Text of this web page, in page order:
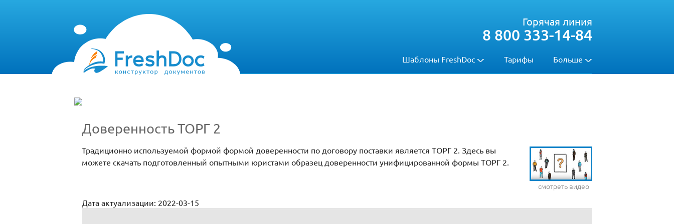
Шаблоны FreshDoc Тарифы Больше
Горячая линия
8 800 333-14-84
Доверенность ТОРГ 2
смотреть видео
Традиционно используемой формой формой доверенности по договору поставки является ТОРГ 2. Здесь вы
можете скачать подготовленный опытными юристами образец доверенности унифицированной формы ТОРГ 2.
Дата актуализации: 2022-03-15